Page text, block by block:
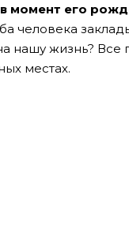
момент его
человека
нашу жизнь? Все
местах.